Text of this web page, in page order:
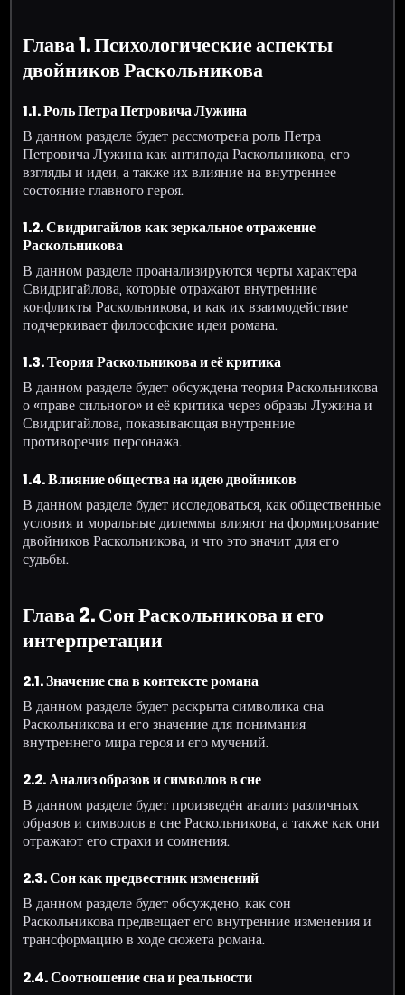
Глава 1. Психологические аспекты
двойников Раскольникова
1.1. Роль Петра Петровича Лужина
В данном разделе будет рассмотрена роль Петра
Петровича Лужина как антипода Раскольникова, его
взгляды и идеи, а также их влияние на внутреннее
состояние главного героя.
1.2. Свидригайлов как зеркальное отражение
Раскольникова
В данном разделе проанализируются черты характера
Свидригайлова, которые отражают внутренние
конфликты Раскольникова, и как их взаимодействие
подчеркивает философские идеи романа.
1.3. Теория Раскольникова и её критика
В данном разделе будет обсуждена теория Раскольникова
о «праве сильного» и её критика через образы Лужина и
Свидригайлова, показывающая внутренние
противоречия персонажа.
1.4. Влияние общества на идею двойников
В данном разделе будет исследоваться, как общественные
условия и моральные дилеммы влияют на формирование
двойников Раскольникова, и что это значит для его
судьбы.
Глава 2. Сон Раскольникова и его
интерпретации
2.1. Значение сна в контексте романа
В данном разделе будет раскрыта символика сна
Раскольникова и его значение для понимания
внутреннего мира героя и его мучений.
2.2. Анализ образов и символов в сне
В данном разделе будет произведён анализ различных
образов и символов в сне Раскольникова, а также как они
отражают его страхи и сомнения.
2.3. Сон как предвестник изменений
В данном разделе будет обсуждено, как сон
Раскольникова предвещает его внутренние изменения и
трансформацию в ходе сюжета романа.
2.4. Соотношение сна и реальности